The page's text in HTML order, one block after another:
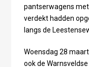
pantserwagens
verdekt hadden
langs de
Woensdag 28
ook de